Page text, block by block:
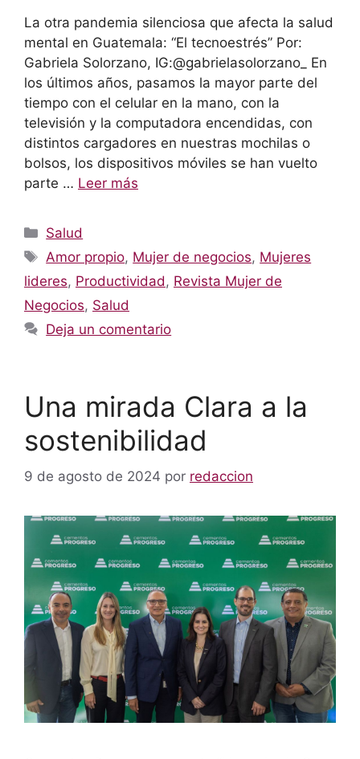
La otra pandemia silenciosa que afecta la salud
mental en Guatemala: “El tecnoestrés” Por:
Gabriela Solorzano, IG:@gabrielasolorzano_ En
los últimos años, pasamos la mayor parte del
tiempo con el celular en la mano, con la
televisión y la computadora encendidas, con
distintos cargadores en nuestras mochilas o
bolsos, los dispositivos móviles se han vuelto
parte … Leer más
Categorías
Salud
Etiquetas
Amor propio, Mujer de negocios, Mujeres
lideres, Productividad, Revista Mujer de
Negocios, Salud
Deja un comentario
Una mirada Clara a la
sostenibilidad
9 de agosto de 2024 por redaccion